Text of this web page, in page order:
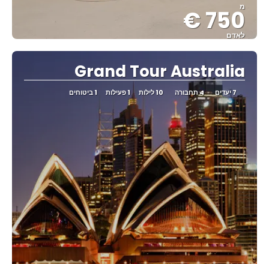
מ
750 €
לאדם
ראה
Grand Tour Australia
7 יעדים 4 תחבורה 10 לילות 1 פעילות 1 ביטוחים